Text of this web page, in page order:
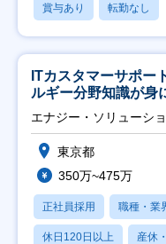
賞与あり 転勤なし
ITカスタマーサポー
ルギー分野知識が身
エナジー・ソリューシ
東京都
350万~475万
正社員採用 職種・業
休日120日以上 産休